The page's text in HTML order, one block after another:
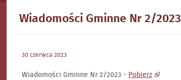
Wiadomości Gminne Nr 2/2023
30 czerwca 2023
Wiadomości Gminne Nr 2/2023 - Pobierz